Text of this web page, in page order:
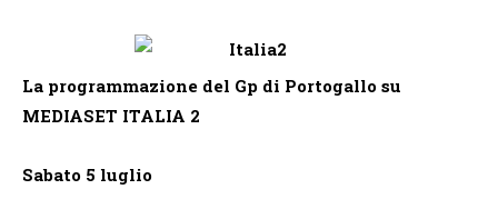
La programmazione del Gp di Portogallo su
MEDIASET ITALIA 2
Sabato 5 luglio